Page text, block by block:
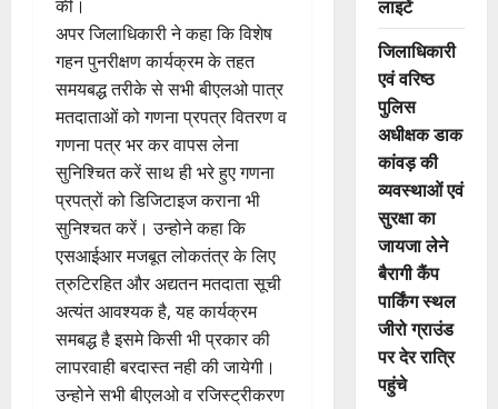
की।
अपर जिलाधिकारी ने कहा कि विशेष
गहन पुनरीक्षण कार्यक्रम के तहत
समयबद्ध तरीके से सभी बीएलओ पात्र
मतदाताओं को गणना प्रपत्र वितरण व
गणना पत्र भर कर वापस लेना
सुनिश्चित करें साथ ही भरे हुए गणना
प्रपत्रों को डिजिटाइज कराना भी
सुनिश्चत करें। उन्होने कहा कि
एसआईआर मजबूत लोकतंत्र के लिए
त्रुटिरहित और अद्यतन मतदाता सूची
अत्यंत आवश्यक है, यह कार्यक्रम
समबद्ध है इसमे किसी भी प्रकार की
लापरवाही बरदास्त नही की जायेगी।
उन्होने सभी बीएलओ व रजिस्ट्रीकरण
लाइटें
जिलाधिकारी
एवं वरिष्ठ
पुलिस
अधीक्षक डाक
कांवड़ की
व्यवस्थाओं एवं
सुरक्षा का
जायजा लेने
बैरागी कैंप
पार्किंग स्थल
जीरो ग्राउंड
पर देर रात्रि
पहुंचे